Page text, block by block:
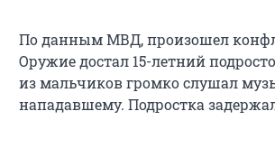
По данным МВД, произошел
Оружие достал 15-летний
из мальчиков громко слушал
нападавшему. Подростка